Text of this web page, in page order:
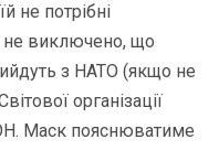
не потрібні
не виключено, що
з НАТО (якщо не
організації
Маск пояснюватиме